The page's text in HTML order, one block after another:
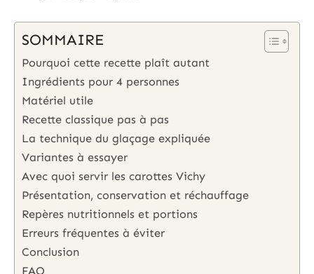
SOMMAIRE
Pourquoi cette recette plaît autant
Ingrédients pour 4 personnes
Matériel utile
Recette classique pas à pas
La technique du glaçage expliquée
Variantes à essayer
Avec quoi servir les carottes Vichy
Présentation, conservation et réchauffage
Repères nutritionnels et portions
Erreurs fréquentes à éviter
Conclusion
FAQ